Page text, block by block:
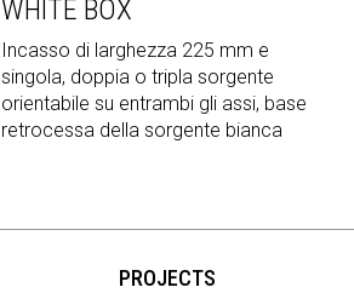
WHITE BOX
Incasso di larghezza 225 mm e
singola, doppia o tripla sorgente
orientabile su entrambi gli assi, base
retrocessa della sorgente bianca
PROJECTS